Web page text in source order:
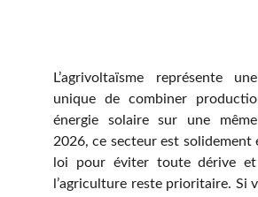
L’agrivoltaïsme représente
unique de combiner
énergie solaire sur une
2026, ce secteur est solidement
loi pour éviter toute dérive
l’agriculture reste prioritaire. Si